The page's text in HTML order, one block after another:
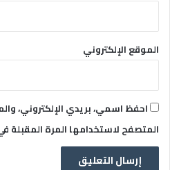
الموقع الإلكتروني
احفظ اسمي، بريدي الإلكتروني،
المتصفح لاستخدامها المرة المقبلة